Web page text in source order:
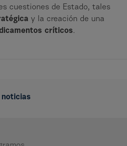
cuestiones de Estado, tales
y la creación de una
críticos.